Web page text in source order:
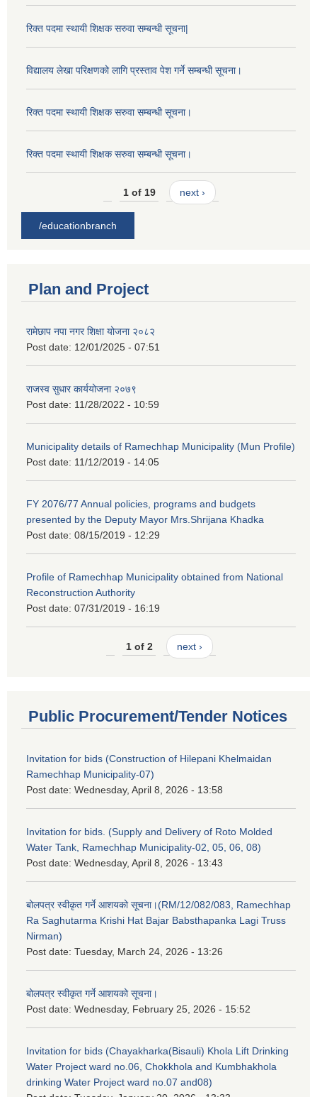
रिक्त पदमा स्थायी शिक्षक सरुवा सम्बन्धी सूचना|
विद्यालय लेखा परिक्षणको लागि प्रस्ताव पेश गर्ने सम्बन्धी सूचना।
रिक्त पदमा स्थायी शिक्षक सरुवा सम्बन्धी सूचना।
रिक्त पदमा स्थायी शिक्षक सरुवा सम्बन्धी सूचना।
1 of 19 next ›
/educationbranch
Plan and Project
रामेछाप नपा नगर शिक्षा योजना २०८२
Post date: 12/01/2025 - 07:51
राजस्व सुधार कार्ययोजना २०७९
Post date: 11/28/2022 - 10:59
Municipality details of Ramechhap Municipality (Mun Profile)
Post date: 11/12/2019 - 14:05
FY 2076/77 Annual policies, programs and budgets
presented by the Deputy Mayor Mrs.Shrijana Khadka
Post date: 08/15/2019 - 12:29
Profile of Ramechhap Municipality obtained from National
Reconstruction Authority
Post date: 07/31/2019 - 16:19
1 of 2 next ›
Public Procurement/Tender Notices
Invitation for bids (Construction of Hilepani Khelmaidan
Ramechhap Municipality-07)
Post date: Wednesday, April 8, 2026 - 13:58
Invitation for bids. (Supply and Delivery of Roto Molded
Water Tank, Ramechhap Municipality-02, 05, 06, 08)
Post date: Wednesday, April 8, 2026 - 13:43
बोलपत्र स्वीकृत गर्ने आशयको सूचना।(RM/12/082/083, Ramechhap
Ra Saghutarma Krishi Hat Bajar Babsthapanka Lagi Truss
Nirman)
Post date: Tuesday, March 24, 2026 - 13:26
बोलपत्र स्वीकृत गर्ने आशयको सूचना।
Post date: Wednesday, February 25, 2026 - 15:52
Invitation for bids (Chayakharka(Bisauli) Khola Lift Drinking
Water Project ward no.06, Chokkhola and Kumbhakhola
drinking Water Project ward no.07 and08)